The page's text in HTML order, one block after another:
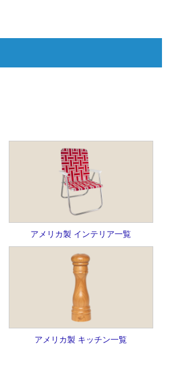
アメリカ製 インテリア一覧
アメリカ製 キッチン一覧